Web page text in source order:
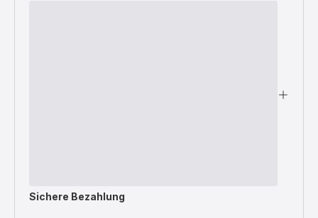
Sichere Bezahlung